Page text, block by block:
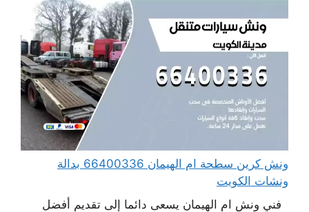
ونش كرين سطحة ام الهيمان 66400336 بدالة
ونشات الكويت
فني ونش ام الهيمان يسعى دائما إلى تقديم أفضل